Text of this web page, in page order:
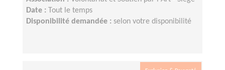
Date :
Tout le temps
Disponibilité demandée : selon votre disponibilité